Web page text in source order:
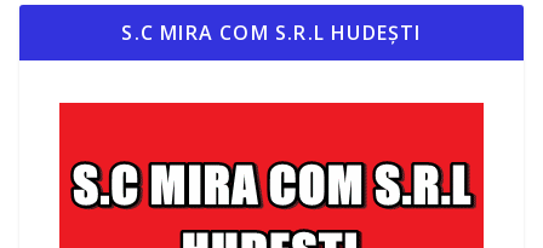
S.C MIRA COM S.R.L HUDEȘTI